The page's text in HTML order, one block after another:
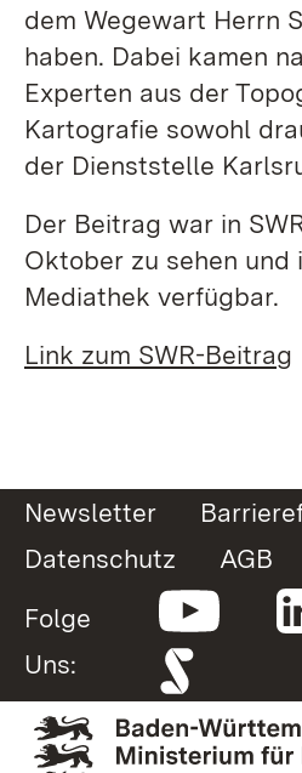
dem Wegewart Herrn
haben. Dabei kamen
Experten aus der
Kartografie sowohl
der Dienststelle
Der Beitrag war in
Oktober zu sehen und
Mediathek verfügbar.
Link zum SWR-Beitrag
Newsletter
Datenschutz
AGB
Folge
Uns: